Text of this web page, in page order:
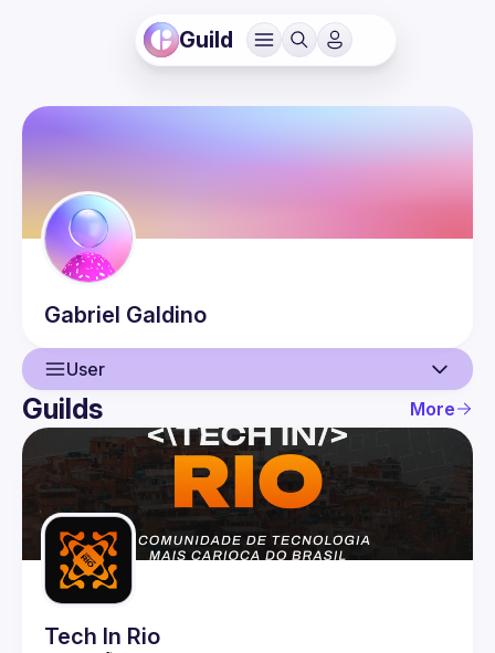
Guild
Gabriel Galdino
User
User
Events
Guilds
Guilds More
Tech In Rio